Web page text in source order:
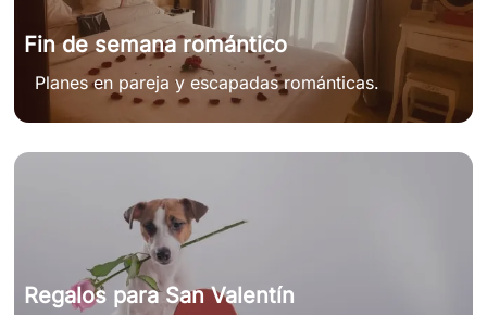
Fin de semana romántico
Planes en pareja y escapadas románticas.
Regalos para San Valentín